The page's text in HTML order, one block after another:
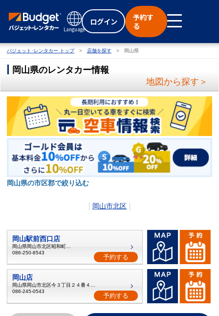
Language
ログイン
予約す
る
バジェット･レンタカー トップ 店舗を探す 岡山県
岡山県のレンタカー情報
地図から探す＞
岡山県の市区郡で絞り込む
岡山市北区
岡山駅前西口店
086-250-8543
予約する
岡山店
岡山県岡山市北区今３丁目２４番４１号
086-245-0543
予約する